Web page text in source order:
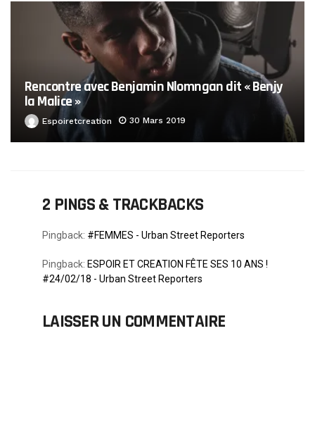
Rencontre avec Benjamin Nlomngan dit « Benjy
la Malice »
Espoiretcreation 30 Mars 2019
2 PINGS & TRACKBACKS
Pingback: #FEMMES - Urban Street Reporters
Pingback: ESPOIR ET CREATION FÊTE SES 10 ANS !
#24/02/18 - Urban Street Reporters
LAISSER UN COMMENTAIRE